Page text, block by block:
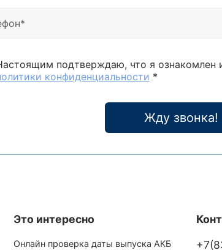
подтверждаю, что я ознакомлен
конфиденциальности *
Жду звонка!
Это интересно
Онлайн проверка даты выпуска АКБ